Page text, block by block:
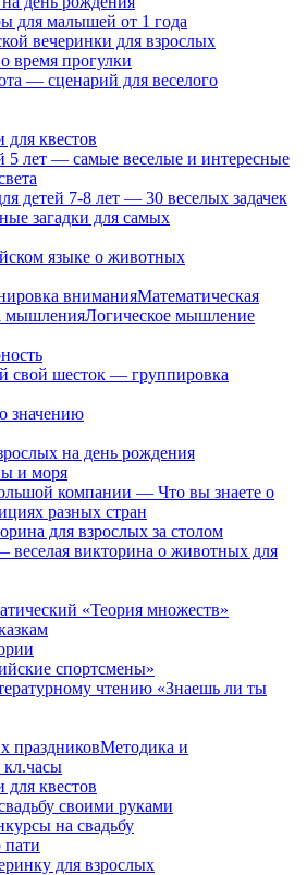
для малышей от 1 года
вечеринки для взрослых
время прогулки
— сценарий для веселого
квестов
5 лет — самые веселые и интересные
детей 7-8 лет — 30 веселых задачек
загадки для самых
языке о животных
вниманияМатематическая
мышленияЛогическое мышление
свой шесток — группировка
значению
на день рождения
и моря
компании — Что вы знаете о
разных стран
для взрослых за столом
веселая викторина о животных для
«Теория множеств»
спортсмены»
чтению «Знаешь ли ты
праздниковМетодика и
квестов
своими руками
на свадьбу
пати
для взрослых